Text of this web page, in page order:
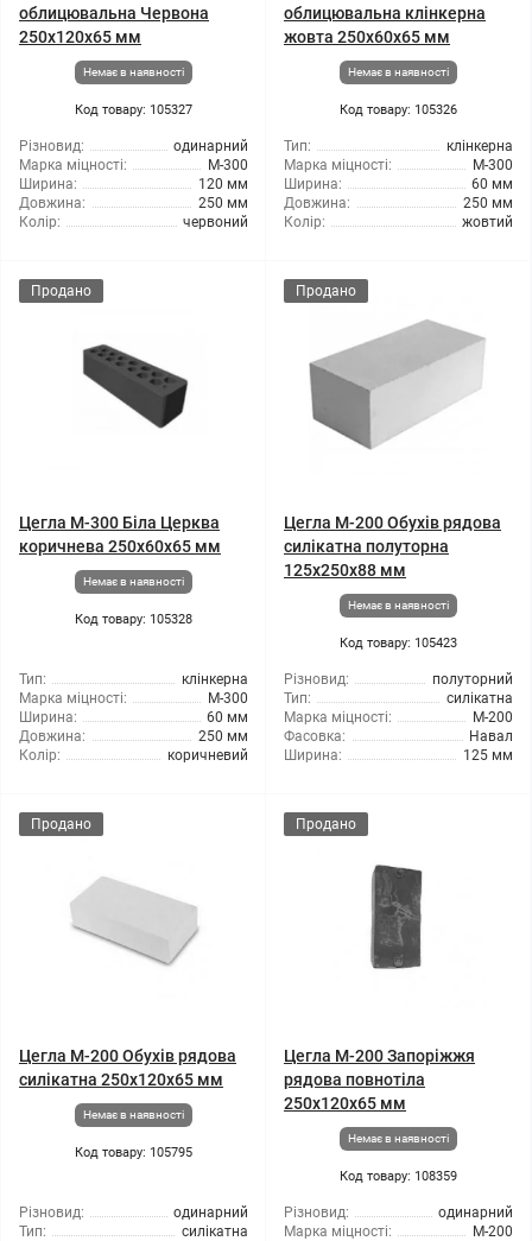
облицювальна Червона
250х120х65 мм
Немає в наявності
Код товару: 105327
Різновид:
одинарний
Марка міцності:
М-300
Ширина:
120 мм
Довжина:
250 мм
Колір:
червоний
облицювальна клінкерна
жовта 250x60x65 мм
Немає в наявності
Код товару: 105326
Тип:
клінкерна
Марка міцності:
М-300
Ширина:
60 мм
Довжина:
250 мм
Колір:
жовтий
Продано
Цегла М-300 Біла Церква
коричнева 250x60x65 мм
Немає в наявності
Код товару: 105328
Тип:
клінкерна
Марка міцності:
М-300
Ширина:
60 мм
Довжина:
250 мм
Колір:
коричневий
Продано
Цегла М-200 Обухів рядова
силікатна полуторна
125х250х88 мм
Немає в наявності
Код товару: 105423
Різновид:
полуторний
Тип:
силікатна
Марка міцності:
М-200
Фасовка:
Навал
Ширина:
125 мм
Продано
Цегла М-200 Обухів рядова
силікатна 250х120х65 мм
Немає в наявності
Код товару: 105795
Різновид:
одинарний
Тип:
силікатна
Продано
Цегла М-200 Запоріжжя
рядова повнотіла
250х120х65 мм
Немає в наявності
Код товару: 108359
Різновид:
одинарний
Марка міцності:
М-200